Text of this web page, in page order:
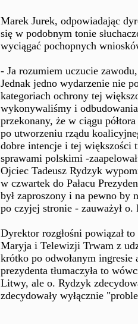
Marek Jurek, odpowiadając
się w podobnym tonie
wyciągać pochopnych
- Ja rozumiem uczucie
Jednak jedno wydarzenie nie
kategoriach ochrony tej
wykonywaliśmy i
przekonany, że w ciągu
po utworzeniu rządu
dobre intencje i tej większości
sprawami polskimi -
Ojciec Tadeusz Rydzyk
w czwartek do Pałacu
był zaproszony i na pewno by
po czyjej stronie - zauważył o.
Dyrektor rozgłośni powiązał
Maryja i Telewizji Trwam z
krótko po odwołanym ingresie
prezydenta tłumaczyła to
Litwy, ale o. Rydzyk
zdecydowały wyłącznie